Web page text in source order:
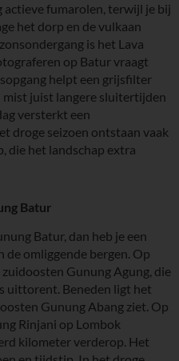
actieve fumarolen, terwijl je bij
het dorp en de vulkaan
is het Lava
op Batur vraagt
helpt een grijsfilter
juist langere sluitertijden
versterkt een
droge seizoen ontstaan vaak
die het landschap extra
Batur
Batur, dan heb je een
omliggende bergen. Op
Gunung Agung, die
uittorent. Beneden ligt het
Gunung Abang ziet. Op
Rinjani op Lombok
kilometer verderop. Het